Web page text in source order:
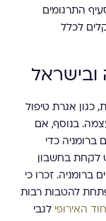
התרגומים
לכלל
ובישראל
כגון אגרת טיפול
בנוסף, אם
ברומניה כדי
בחשבון
ברומניה. זכרו כי
להטבות רבות
האירופי לגבי